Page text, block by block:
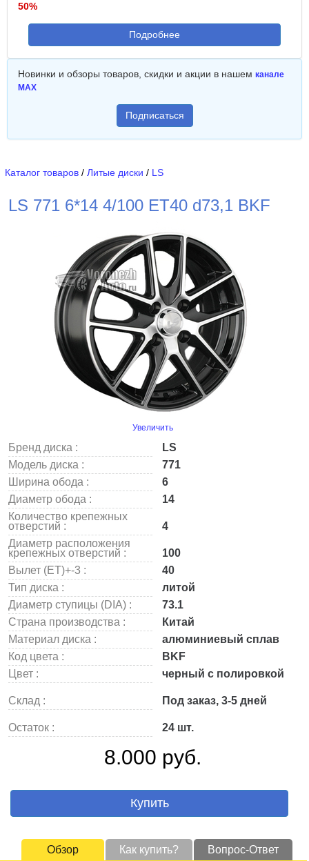
50%
Подробнее
Новинки и обзоры товаров, скидки и акции в нашем канале
MAX
Подписаться
Каталог товаров / Литые диски / LS
LS 771 6*14 4/100 ET40 d73,1 BKF
Увеличить
Бренд диска :
LS
Модель диска :
771
Ширина обода :
6
Диаметр обода :
14
Количество крепежных
отверстий :
4
Диаметр расположения
крепежных отверстий :
100
Вылет (ET)+-3 :
40
Тип диска :
литой
Диаметр ступицы (DIA) :
73.1
Страна производства :
Китай
Материал диска :
алюминиевый сплав
Код цвета :
BKF
Цвет :
черный с полировкой
Склад : Под заказ, 3-5 дней
Остаток : 24 шт.
8.000 руб.
Купить
Обзор Как купить? Вопрос-Ответ